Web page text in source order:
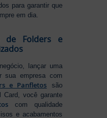
para garantir que
em dia.
de Folders e
lançar uma
sua empresa com
e Panfletos são
Card, você garante
com qualidade
e acabamentos